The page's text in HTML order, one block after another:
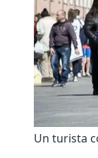
Un turista